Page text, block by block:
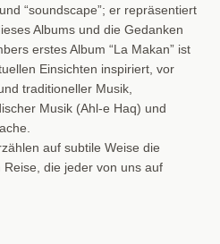
“soundscape”; er repräsentiert
Albums und die Gedanken
erstes Album “La Makan” ist
Einsichten inspiriert, vor
traditioneller Musik,
Musik (Ahl-e Haq) und
auf subtile Weise die
die jeder von uns auf